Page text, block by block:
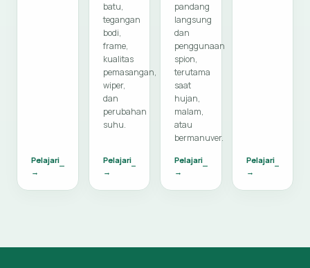
Pelajari
→
batu,
tegangan
bodi,
frame,
kualitas
pemasangan,
wiper,
dan
perubahan
suhu.
Pelajari
→
pandang
langsung
dan
penggunaan
spion,
terutama
saat
hujan,
malam,
atau
bermanuver.
Pelajari
→
Pelajari
→